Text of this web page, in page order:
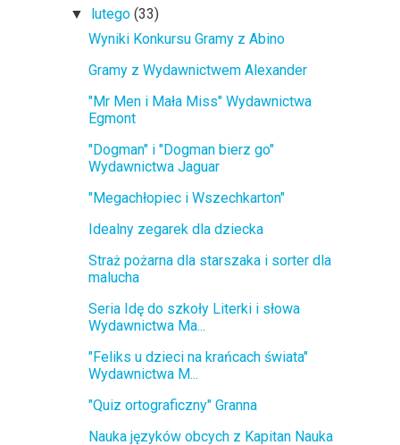
▼ lutego(33)
Wyniki Konkursu Gramy z Abino
Gramy z Wydawnictwem Alexander
"Mr Men i Mała Miss" Wydawnictwa
Egmont
"Dogman" i "Dogman bierz go"
Wydawnictwa Jaguar
"Megachłopiec i Wszechkarton"
Idealny zegarek dla dziecka
Straż pożarna dla starszaka i sorter dla
malucha
Seria Idę do szkoły Literki i słowa
Wydawnictwa Ma...
"Feliks u dzieci na krańcach świata"
Wydawnictwa M...
"Quiz ortograficzny" Granna
Nauka języków obcych z Kapitan Nauka